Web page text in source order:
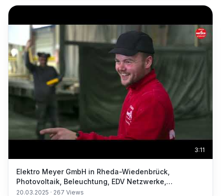
3:11
Elektro Meyer GmbH in Rheda-Wiedenbrück,
Photovoltaik, Beleuchtung, EDV Netzwerke,
Elektrogeräte
20.03.2025 · 267 Views